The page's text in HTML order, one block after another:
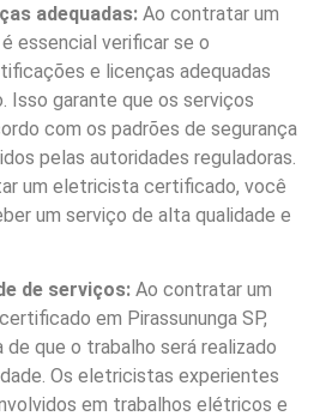
adequadas: Ao contratar um
essencial verificar se o
e licenças adequadas
Isso garante que os serviços
com os padrões de segurança
pelas autoridades reguladoras.
um eletricista certificado, você
um serviço de alta qualidade e
de serviços: Ao contratar um
em Pirassununga SP,
que o trabalho será realizado
Os eletricistas experientes
em trabalhos elétricos e